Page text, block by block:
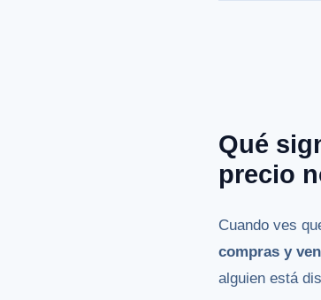
Qué
precio
Cuando ves
compras y
alguien está